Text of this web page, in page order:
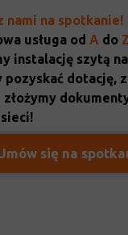
się na
nami na spotkanie!
usługa od A do Z
instalację szytą
pozyskać dotację,